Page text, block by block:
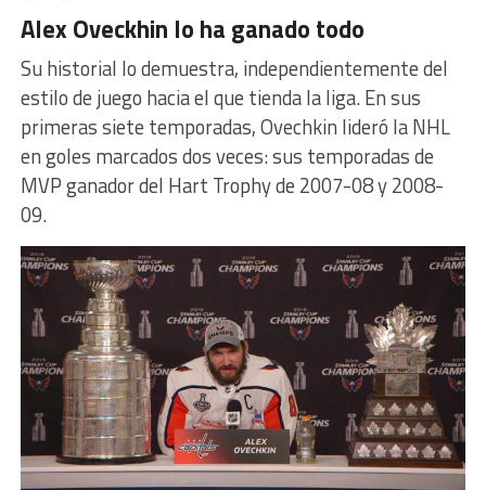
Alex Oveckhin lo ha ganado todo
Su historial lo demuestra, independientemente del
estilo de juego hacia el que tienda la liga. En sus
primeras siete temporadas, Ovechkin lideró la NHL
en goles marcados dos veces: sus temporadas de
MVP ganador del Hart Trophy de 2007-08 y 2008-
09.